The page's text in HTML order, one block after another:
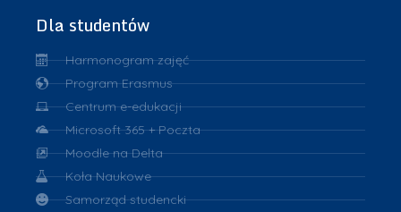
Dla studentów
Harmonogram zajęć
Program Erasmus
Centrum e-edukacji
Microsoft 365 + Poczta
Moodle na Delta
Koła Naukowe
Samorząd studencki